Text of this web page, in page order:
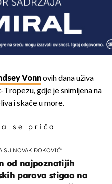
Vonnovih dana uživa
gdje je snimljena na
i skače u more.
se priča
SU NOVAK ĐOKOVIĆ"
od najpoznatijih
parova stigao na